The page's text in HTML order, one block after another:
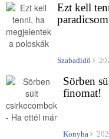
Ezt kell
Szabadidő
Sörben
finomat!
Konyha